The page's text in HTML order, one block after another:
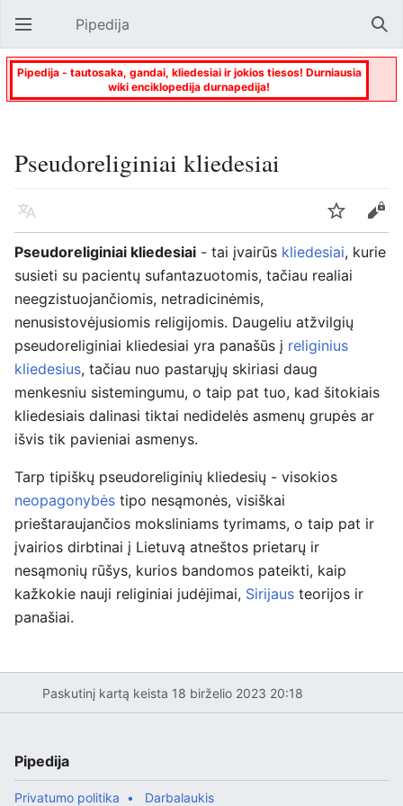
Atverti pagrindinį meniu Pipedija
Pipedija - tautosaka, gandai, kliedesiai ir jokios tiesos! Durniausia
wiki enciklopedija durnapedija!
Pseudoreliginiai kliedesiai
Kalba Stebėti
Keisti
Pseudoreliginiai kliedesiai - tai įvairūs kliedesiai, kurie
susieti su pacientų sufantazuotomis, tačiau realiai
neegzistuojančiomis, netradicinėmis,
nenusistovėjusiomis religijomis. Daugeliu atžvilgių
pseudoreliginiai kliedesiai yra panašūs į religinius
kliedesius, tačiau nuo pastarųjų skiriasi daug
menkesniu sistemingumu, o taip pat tuo, kad šitokiais
kliedesiais dalinasi tiktai nedidelės asmenų grupės ar
išvis tik pavieniai asmenys.
Tarp tipiškų pseudoreliginių kliedesių - visokios
neopagonybės tipo nesąmonės, visiškai
prieštaraujančios moksliniams tyrimams, o taip pat ir
įvairios dirbtinai į Lietuvą atneštos prietarų ir
nesąmonių rūšys, kurios bandomos pateikti, kaip
kažkokie nauji religiniai judėjimai, Sirijaus teorijos ir
panašiai.
Paskutinį kartą keista 18 birželio 2023 20:18
Pipedija
Privatumo politika Darbalaukis